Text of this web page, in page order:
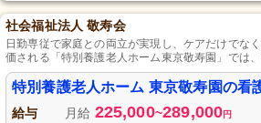
社会福祉法人 敬寿会
日勤専従で家庭との両立が実現し、ケアだけでな
価される「特別養護老人ホーム東京敬寿園」では
把握し、パーソナライズされた介護を提供。看護
床、個室28床の設備と共にゆっくりと家族イベン
意しています。
特別養護老人ホーム 東京敬寿園の看
給与 月給 225,000~289,000円